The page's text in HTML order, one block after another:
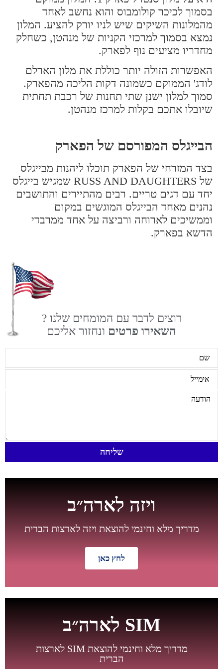
בסמוך לכיכר קולומבוס והוא נחשב לאחד
מהמלונות השיקים שיש לניו יורק להציע. המלון
נמצא בסמוך למרכזי הקניות של מנהטן, כשחלק
מחדריו מציעים נוף לפארק.
האפשרות הזולה יותר כוללת את מלון הארלם
לודג' הממוקם כשמונה דקות הליכה מהפארק.
סמוך למלון ישנן שתי תחנות של רכבת תחתית
שיובלו אתכם בקלות למרכז מנהטן.
הבייגלס המפורסם של הפארק
בצד המזרחי של הפארק תוכלו ליהנות מבייגלס
של RUSS AND DAUGHTERS שמגיש בייגלס
יחד עם דגים טריים. רבים מהתיירים והתושבים
נהנים מאחד הבייגלס המוגשים במקום
וממשיכים לארוחה ורביצה על אחד ממרבדי
הדשא בפארק.
רוצים לדבר עם המומחים שלנו ?
השאירו פרטים ונחזור אליכם
שליחה
ויזה לארה״ב
מדריך מלא וחינמי להוצאת ויזה לארצות הברית
לחץ כאן
SIM לארה״ב
מדריך מלא וחינמי להוצאת SIM לארצות
הברית